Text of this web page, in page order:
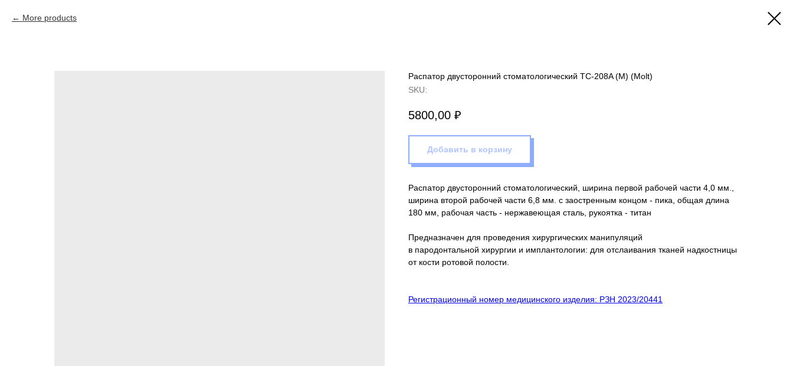
More products
Распатор двусторонний стоматологический TC-208A (M) (Molt)
SKU:
5800,00 ₽
Добавить в корзину
Распатор двусторонний стоматологический, ширина первой рабочей части 4,0 мм.,
ширина второй рабочей части 6,8 мм. c заостренным концом - пика, общая длина
180 мм, рабочая часть - нержавеющая сталь, рукоятка - титан
Предназначен для проведения хирургических манипуляций
в пародонтальной хирургии и имплантологии: для отслаивания тканей надкостницы
от кости ротовой полости.
Регистрационный номер медицинского изделия: РЗН 2023/20441